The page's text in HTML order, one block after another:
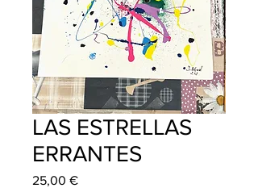
LAS ESTRELLAS
ERRANTES
25,00 €Precio